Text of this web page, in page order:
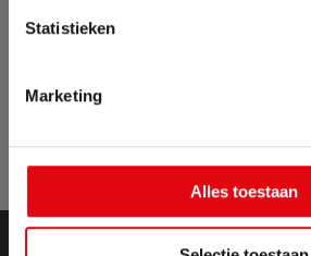
Statistieken
Marketing
Alles toestaan